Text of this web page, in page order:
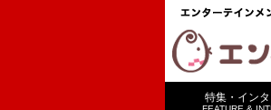
特集・イン